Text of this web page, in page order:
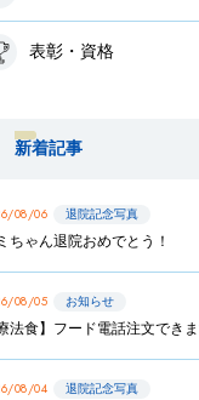
表彰・資格
新着記事
08/06 退院記念写真
ちゃん退院おめでとう！
08/05 お知らせ
療法食】フード電話注文でき
08/04 退院記念写真